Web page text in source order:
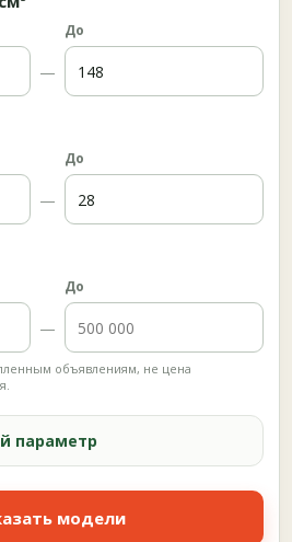
—
До
—
До
—
До
объявлениям, не цена
параметр
модели